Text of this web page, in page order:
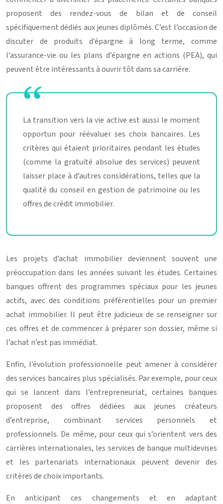
proposent des rendez-vous de bilan et de conseil
spécifiquement dédiés aux jeunes diplômés. C’est l’occasion de
discuter de produits d’épargne à long terme, comme
l’assurance-vie ou les plans d’épargne en actions (PEA), qui
peuvent être intéressants à ouvrir tôt dans sa carrière.
La transition vers la vie active est aussi le moment
opportun pour réévaluer ses choix bancaires. Les
critères qui étaient prioritaires pendant les études
(comme la gratuité absolue des services) peuvent
laisser place à d’autres considérations, telles que la
qualité du conseil en gestion de patrimoine ou les
offres de crédit immobilier.
Les projets d’achat immobilier deviennent souvent une
préoccupation dans les années suivant les études. Certaines
banques offrent des programmes spéciaux pour les jeunes
actifs, avec des conditions préférentielles pour un premier
achat immobilier. Il peut être judicieux de se renseigner sur
ces offres et de commencer à préparer son dossier, même si
l’achat n’est pas immédiat.
Enfin, l’évolution professionnelle peut amener à considérer
des services bancaires plus spécialisés. Par exemple, pour ceux
qui se lancent dans l’entrepreneuriat, certaines banques
proposent des offres dédiées aux jeunes créateurs
d’entreprise, combinant services personnels et
professionnels. De même, pour ceux qui s’orientent vers des
carrières internationales, les services de banque multidevises
et les partenariats internationaux peuvent devenir des
critères de choix importants.
En anticipant ces changements et en adaptant